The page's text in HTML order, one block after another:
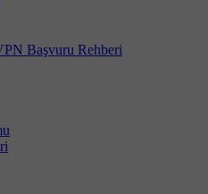
Başvuru Rehberi